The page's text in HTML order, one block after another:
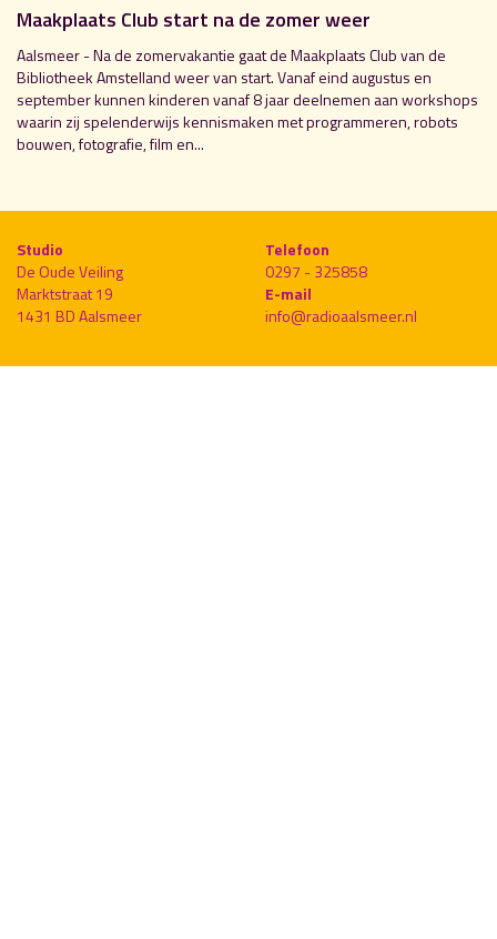
Maakplaats Club start na de zomer weer
Aalsmeer - Na de zomervakantie gaat de Maakplaats Club van de
Bibliotheek Amstelland weer van start. Vanaf eind augustus en
september kunnen kinderen vanaf 8 jaar deelnemen aan workshops
waarin zij spelenderwijs kennismaken met programmeren, robots
bouwen, fotografie, film en...
Studio
De Oude Veiling
Marktstraat 19
1431 BD Aalsmeer
Telefoon
0297 - 325858
E-mail
info@radioaalsmeer.nl